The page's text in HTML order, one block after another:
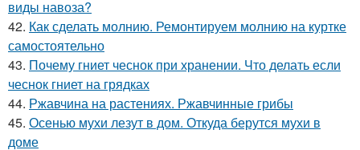
виды навоза?
42. Как сделать молнию. Ремонтируем молнию на куртке
самостоятельно
43. Почему гниет чеснок при хранении. Что делать если
чеснок гниет на грядках
44. Ржавчина на растениях. Ржавчинные грибы
45. Осенью мухи лезут в дом. Откуда берутся мухи в
доме